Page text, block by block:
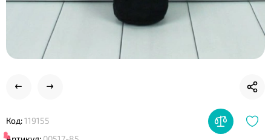
Код:119155